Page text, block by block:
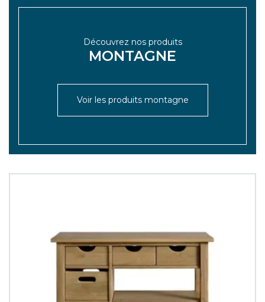
Découvrez nos produits
MONTAGNE
Voir les produits montagne